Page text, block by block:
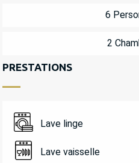
6
2
PRESTATIONS
Lave linge
Lave vaisselle